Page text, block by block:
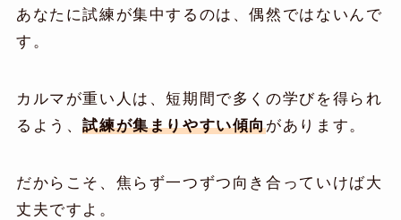
あなたに試練が集中するのは、偶然ではないんで
す。
カルマが重い人は、短期間で多くの学びを得られ
るよう、試練が集まりやすい傾向があります。
だからこそ、焦らず一つずつ向き合っていけば大
丈夫ですよ。